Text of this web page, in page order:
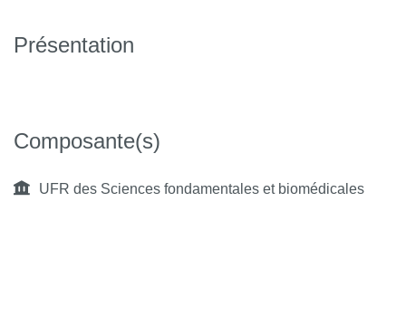
Présentation
Composante(s)
UFR des Sciences fondamentales et biomédicales